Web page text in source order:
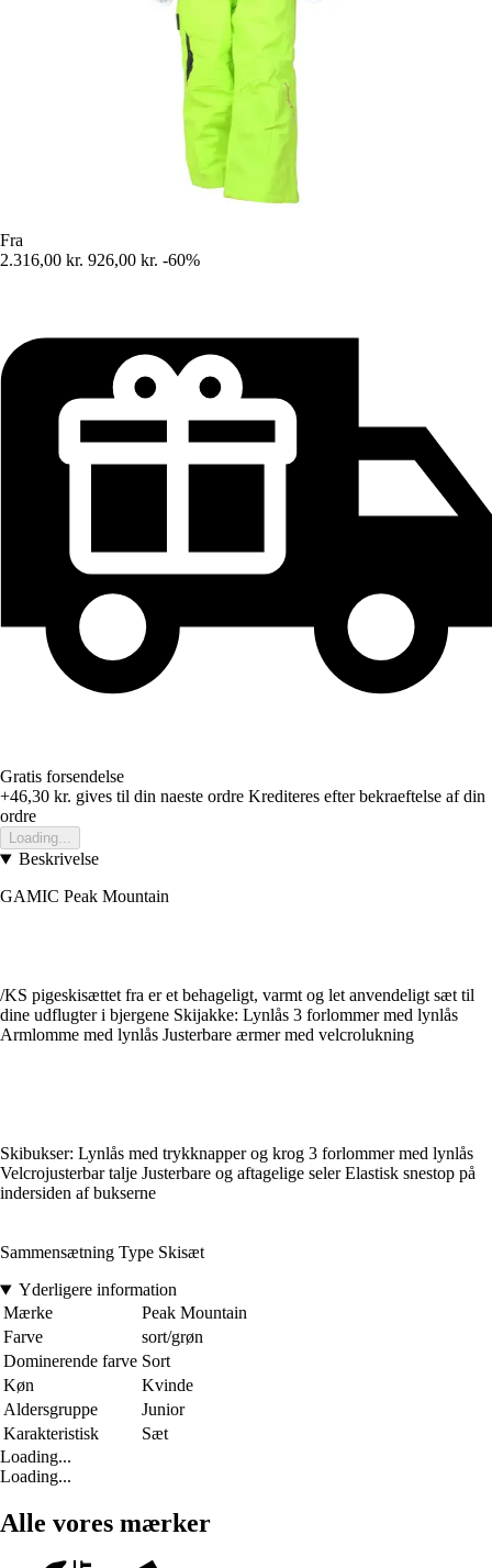
Fra
2.316,00 kr. 926,00 kr. -60%
Gratis forsendelse
+46,30 kr. gives til din naeste ordre Krediteres efter bekraeftelse af din
ordre
Loading...
Beskrivelse
GAMIC Peak Mountain
/KS pigeskisættet fra er et behageligt, varmt og let anvendeligt sæt til
dine udflugter i bjergene Skijakke: Lynlås 3 forlommer med lynlås
Armlomme med lynlås Justerbare ærmer med velcrolukning
Skibukser: Lynlås med trykknapper og krog 3 forlommer med lynlås
Velcrojusterbar talje Justerbare og aftagelige seler Elastisk snestop på
indersiden af bukserne
Sammensætning Type Skisæt
Yderligere information
Mærke
Peak Mountain
Farve
sort/grøn
Dominerende farve Sort
Køn
Kvinde
Aldersgruppe
Junior
Karakteristisk
Sæt
Loading...
Loading...
Alle vores mærker